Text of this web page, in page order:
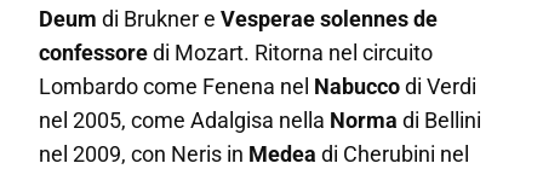
Deum di Brukner e Vesperae solennes de
confessoredi Mozart. Ritorna nel circuito
Lombardo come Fenena nel Nabuccodi Verdi
nel 2005, come Adalgisa nella Norma di Bellini
nel 2009, con Neris in Medea di Cherubini nel